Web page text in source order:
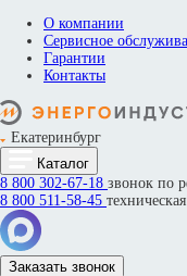
О компании
Сервисное
Гарантии
Контакты
Екатеринбург
Каталог
8 800 302-67-18 звонок по
8 800 511-58-45
Заказать звонок